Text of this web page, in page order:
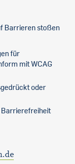
Barrieren stoßen
für
mit WCAG
oder
Barrierefreiheit